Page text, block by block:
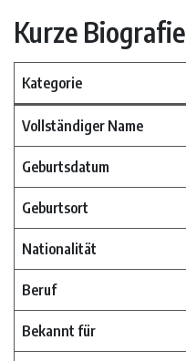
Kurze Biografie
Kategorie
Vollständiger Name
Geburtsdatum
Geburtsort
Nationalität
Beruf
Bekannt für